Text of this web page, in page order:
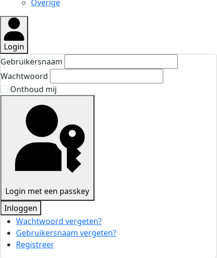
Overige
Login
Gebruikersnaam
Wachtwoord
Onthoud mij
Login met een passkey
Inloggen
Wachtwoord vergeten?
Gebruikersnaam vergeten?
Registreer